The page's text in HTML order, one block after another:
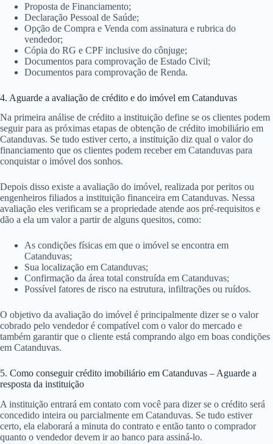
Proposta de Financiamento;
Declaração Pessoal de Saúde;
Opção de Compra e Venda com assinatura e rubrica do
vendedor;
Cópia do RG e CPF inclusive do cônjuge;
Documentos para comprovação de Estado Civil;
Documentos para comprovação de Renda.
4. Aguarde a avaliação de crédito e do imóvel em Catanduvas
Na primeira análise de crédito a instituição define se os clientes podem
seguir para as próximas etapas de obtenção de crédito imobiliário em
Catanduvas. Se tudo estiver certo, a instituição diz qual o valor do
financiamento que os clientes podem receber em Catanduvas para
conquistar o imóvel dos sonhos.
Depois disso existe a avaliação do imóvel, realizada por peritos ou
engenheiros filiados a instituição financeira em Catanduvas. Nessa
avaliação eles verificam se a propriedade atende aos pré-requisitos e
dão a ela um valor a partir de alguns quesitos, como:
As condições físicas em que o imóvel se encontra em
Catanduvas;
Sua localização em Catanduvas;
Confirmação da área total construída em Catanduvas;
Possível fatores de risco na estrutura, infiltrações ou ruídos.
O objetivo da avaliação do imóvel é principalmente dizer se o valor
cobrado pelo vendedor é compatível com o valor do mercado e
também garantir que o cliente está comprando algo em boas condições
em Catanduvas.
5. Como conseguir crédito imobiliário em Catanduvas – Aguarde a
resposta da instituição
A instituição entrará em contato com você para dizer se o crédito será
concedido inteira ou parcialmente em Catanduvas. Se tudo estiver
certo, ela elaborará a minuta do contrato e então tanto o comprador
quanto o vendedor devem ir ao banco para assiná-lo.